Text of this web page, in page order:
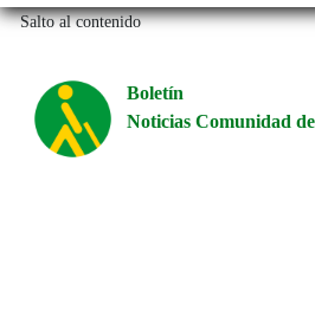
Salto al contenido
Boletín
Noticias Comunidad